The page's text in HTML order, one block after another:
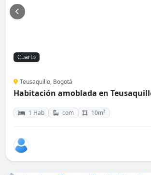
Cuarto
Teusaquillo, Bogotá
Habitación amoblada en
1 Hab com 10m²